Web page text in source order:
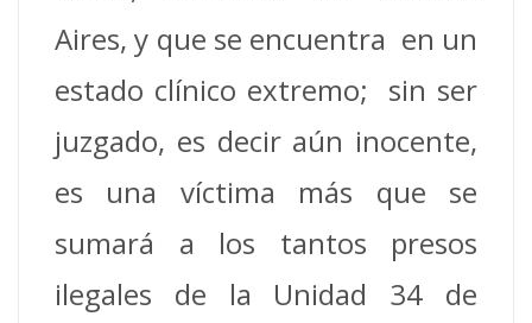
Aires, y que se encuentra en un
estado clínico extremo; sin ser
juzgado, es decir aún inocente,
es una víctima más que se
sumará a los tantos presos
ilegales de la Unidad 34 de